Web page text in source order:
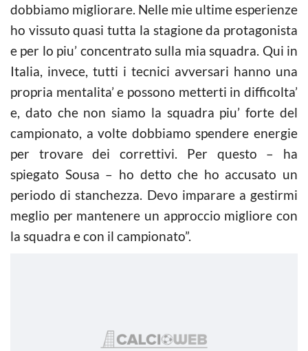
dobbiamo migliorare. Nelle mie ultime esperienze
ho vissuto quasi tutta la stagione da protagonista
e per lo piu’ concentrato sulla mia squadra. Qui in
Italia, invece, tutti i tecnici avversari hanno una
propria mentalita’ e possono metterti in difficolta’
e, dato che non siamo la squadra piu’ forte del
campionato, a volte dobbiamo spendere energie
per trovare dei correttivi. Per questo – ha
spiegato Sousa – ho detto che ho accusato un
periodo di stanchezza. Devo imparare a gestirmi
meglio per mantenere un approccio migliore con
la squadra e con il campionato”.